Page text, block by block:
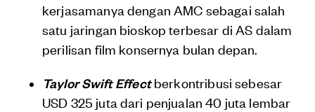
kerjasamanya dengan AMC sebagai salah
satu jaringan bioskop terbesar di AS dalam
perilisan film konsernya bulan depan.
Taylor Swift Effectberkontribusi sebesar
USD 325 juta dari penjualan 40 juta lembar